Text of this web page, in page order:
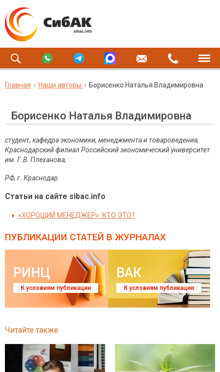
Главная Наши авторы Борисенко Наталья Владимировна
Борисенко Наталья Владимировна
студент, кафедра экономики, менеджмента и товароведения,
Краснодарский филиал Российский экономический университет
им. Г.В. Плеханова,
РФ, г. Краснодар
Статьи на сайте sibac.info
«ХОРОШИЙ МЕНЕДЖЕР»: КТО ЭТО?
ПУБЛИКАЦИИ СТАТЕЙ В ЖУРНАЛАХ
РИНЦ
К условиям публикации
ВАК
К условиям публикации
Читайте также